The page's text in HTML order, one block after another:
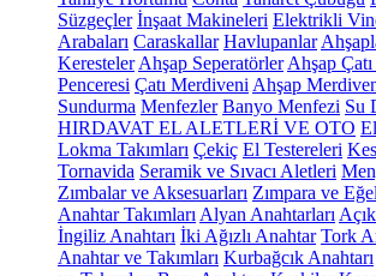
Süzgeçler İnşaat Makineleri Elektrikli
Arabaları Caraskallar Havlupanlar
Keresteler Ahşap Seperatörler Ahşap
Penceresi Çatı Merdiveni Ahşap
Sundurma Menfezler Banyo Menfezi Su
HIRDAVAT EL ALETLERİ VE OTO
Lokma Takımları Çekiç El Testereleri
Tornavida Seramik ve Sıvacı Aletleri
Zımbalar ve Aksesuarları Zımpara ve
Anahtar Takımları Alyan Anahtarları
İngiliz Anahtarı İki Ağızlı Anahtar Tork
Anahtar ve Takımları Kurbağcık Anahtarı